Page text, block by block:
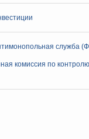
служба
комиссия по
ситуации и
и Чечне на